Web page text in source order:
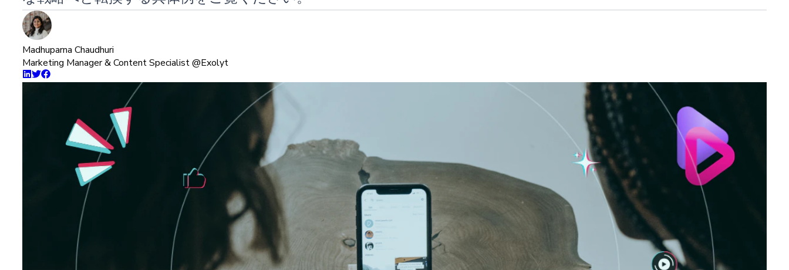
Madhuparna Chaudhuri
Marketing Manager & Content Specialist @Exolyt